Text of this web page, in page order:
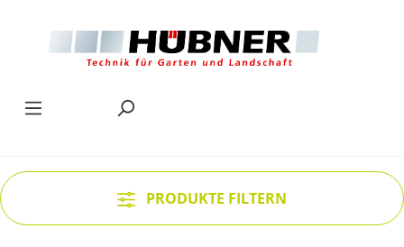
PRODUKTE FILTERN